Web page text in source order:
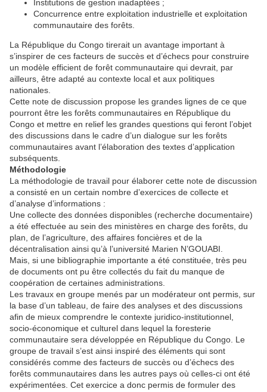
Institutions de gestion inadaptées ;
Concurrence entre exploitation industrielle et exploitation
communautaire des forêts.
La République du Congo tirerait un avantage important à
s’inspirer de ces facteurs de succès et d’échecs pour construire
un modèle efficient de forêt communautaire qui devrait, par
ailleurs, être adapté au contexte local et aux politiques
nationales.
Cette note de discussion propose les grandes lignes de ce que
pourront être les forêts communautaires en République du
Congo et mettre en relief les grandes questions qui feront l’objet
des discussions dans le cadre d’un dialogue sur les forêts
communautaires avant l’élaboration des textes d’application
subséquents.
Méthodologie
La méthodologie de travail pour élaborer cette note de discussion
a consisté en un certain nombre d’exercices de collecte et
d’analyse d’informations :
Une collecte des données disponibles (recherche documentaire)
a été effectuée au sein des ministères en charge des forêts, du
plan, de l’agriculture, des affaires foncières et de la
décentralisation ainsi qu’à l’université Marien N’GOUABI.
Mais, si une bibliographie importante a été constituée, très peu
de documents ont pu être collectés du fait du manque de
coopération de certaines administrations.
Les travaux en groupe menés par un modérateur ont permis, sur
la base d’un tableau, de faire des analyses et des discussions
afin de mieux comprendre le contexte juridico-institutionnel,
socio-économique et culturel dans lequel la foresterie
communautaire sera développée en République du Congo. Le
groupe de travail s’est ainsi inspiré des éléments qui sont
considérés comme des facteurs de succès ou d’échecs des
forêts communautaires dans les autres pays où celles-ci ont été
expérimentées. Cet exercice a donc permis de formuler des